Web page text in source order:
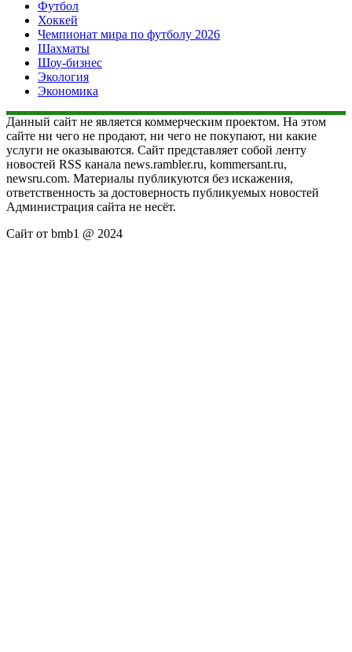
Футбол
Хоккей
Чемпионат мира по футболу 2026
Шахматы
Шоу-бизнес
Экология
Экономика
Данный сайт не является коммерческим проектом. На этом
сайте ни чего не продают, ни чего не покупают, ни какие
услуги не оказываются. Сайт представляет собой ленту
новостей RSS канала news.rambler.ru, kommersant.ru,
newsru.com. Материалы публикуются без искажения,
ответственность за достоверность публикуемых новостей
Администрация сайта не несёт.
Сайт от bmb1 @ 2024